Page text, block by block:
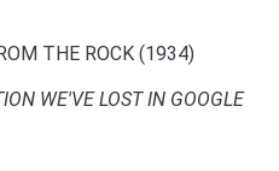
THE ROCK (1934)
WE'VE LOST IN GOOGLE